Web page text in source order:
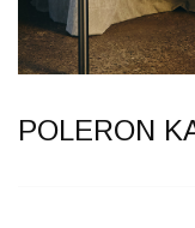
POLERON